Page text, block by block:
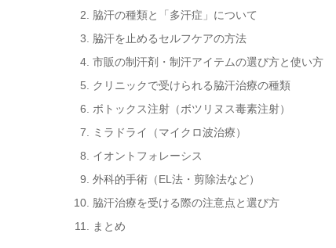
脇汗の種類と「多汗症」について
脇汗を止めるセルフケアの方法
市販の制汗剤・制汗アイテムの選び方と使い方
クリニックで受けられる脇汗治療の種類
ボトックス注射（ボツリヌス毒素注射）
ミラドライ（マイクロ波治療）
イオントフォレーシス
外科的手術（EL法・剪除法など）
脇汗治療を受ける際の注意点と選び方
まとめ